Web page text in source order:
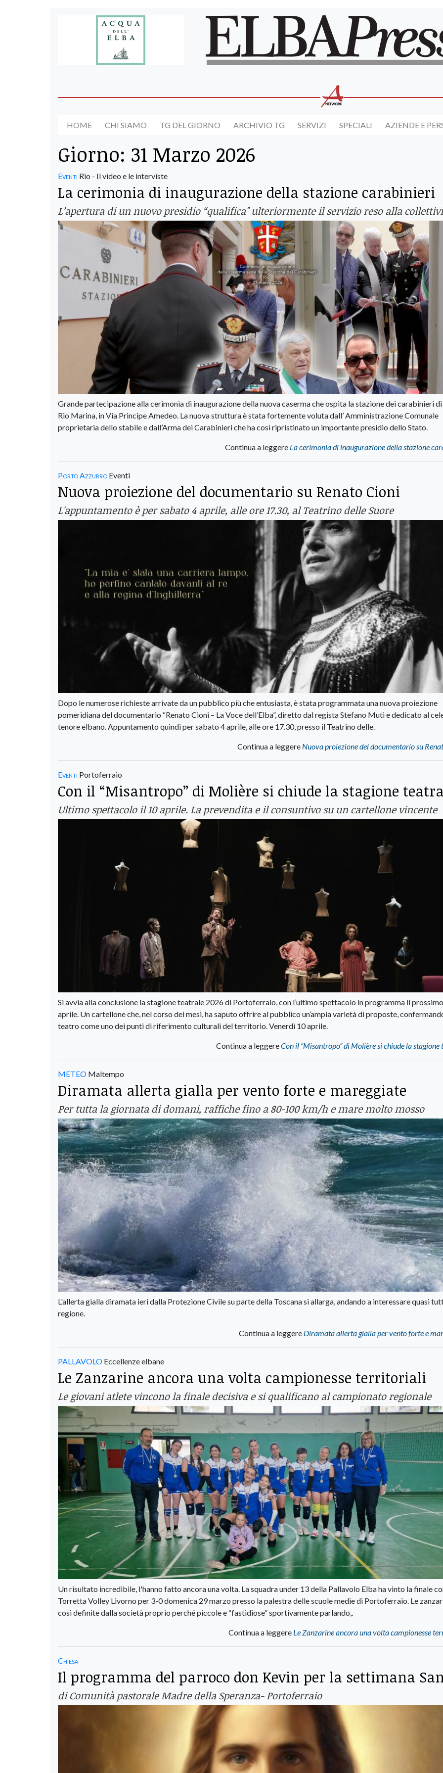
HOME CHI SIAMO TG DEL GIORNO ARCHIVIO TG SERVIZI SPECIALI AZIENDE E
Giorno: 31 Marzo 2026
Eventi Rio - Il video e le interviste
La cerimonia di inaugurazione della stazione carabinieri
L’apertura di un nuovo presidio “qualifica" ulteriormente il servizio reso alla
Grande partecipazione alla cerimonia di inaugurazione della nuova caserma che ospita la stazione dei carabinieri di
Rio Marina, in Via Principe Amedeo. La nuova struttura è stata fortemente voluta dall’ Amministrazione Comunale
proprietaria dello stabile e dall’Arma dei Carabinieri che ha così ripristinato un importante presidio dello Stato.
Continua a leggere La cerimonia di inaugurazione della stazione
Porto Azzurro Eventi
Nuova proiezione del documentario su Renato Cioni
L'appuntamento è per sabato 4 aprile, alle ore 17.30, al Teatrino delle Suore
Dopo le numerose richieste arrivate da un pubblico più che entusiasta, è stata programmata una nuova proiezione
pomeridiana del documentario “Renato Cioni – La Voce dell’Elba”, diretto dal regista Stefano Muti e dedicato al
tenore elbano. Appuntamento quindi per sabato 4 aprile, alle ore 17.30, presso il Teatrino delle.
Continua a leggere Nuova proiezione del documentario su
Eventi Portoferraio
Con il “Misantropo” di Molière si chiude la stagione
Ultimo spettacolo il 10 aprile. La prevendita e il consuntivo su un cartellone vincente
Si avvia alla conclusione la stagione teatrale 2026 di Portoferraio, con l’ultimo spettacolo in programma il
aprile. Un cartellone che, nel corso dei mesi, ha saputo offrire al pubblico un’ampia varietà di proposte,
teatro come uno dei punti di riferimento culturali del territorio. Venerdì 10 aprile.
Continua a leggereCon il “Misantropo” di Molière si chiude la stagione
METEO Maltempo
Diramata allerta gialla per vento forte e mareggiate
Per tutta la giornata di domani, raffiche fino a 80-100 km/h e mare molto mosso
L'allerta gialla diramata ieri dalla Protezione Civile su parte della Toscana si allarga, andando a interessare quasi
regione.
Continua a leggere Diramata allerta gialla per vento forte e
PALLAVOLO Eccellenze elbane
Le Zanzarine ancora una volta campionesse territoriali
Le giovani atlete vincono la finale decisiva e si qualificano al campionato regionale
Un risultato incredibile, l'hanno fatto ancora una volta. La squadra under 13 della Pallavolo Elba ha vinto la finale
Torretta Volley Livorno per 3-0 domenica 29 marzo presso la palestra delle scuole medie di Portoferraio. Le
così definite dalla società proprio perché piccole e “fastidiose” sportivamente parlando,.
Continua a leggere Le Zanzarine ancora una volta campionesse
Chiesa
Il programma del parroco don Kevin per la settimana
di Comunità pastorale Madre della Speranza- Portoferraio